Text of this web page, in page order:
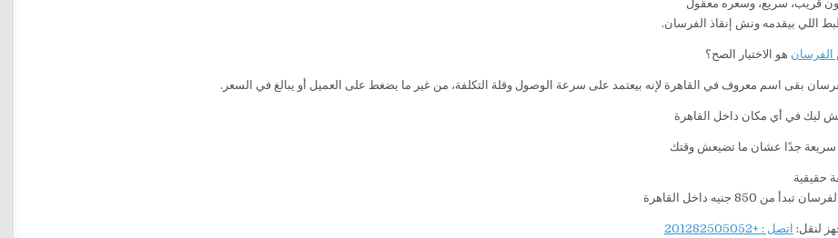
قريب، سريع، وسعره معقول
اللي بيقدمه ونش إنقاذ الفرسان.
هو الاختيار الصح؟
بقى اسم معروف في القاهرة لإنه بيعتمد على سرعة الوصول وقلة التكلفة، من غير ما يضغط على العميل أو يبالغ في السعر.
ليك في أي مكان داخل القاهرة
سريعة جدًا عشان ما تضيعش وقتك
حقيقية
من 850 جنيه داخل القاهرة
لنقل: اتصل : +201282505052